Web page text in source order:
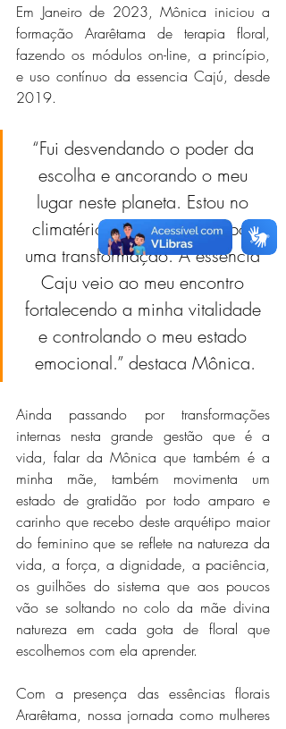
Em Janeiro de 2023, Mônica iniciou a
formação Ararêtama de terapia floral,
fazendo os módulos on-line, a princípio,
e uso contínuo da essencia Cajú, desde
2019.
“Fui desvendando o poder da
escolha e ancorando o meu
lugar neste planeta. Estou no
climatério, o corpo passa por
uma transformação. A essência
Caju veio ao meu encontro
fortalecendo a minha vitalidade
e controlando o meu estado
emocional.” destaca Mônica.
Ainda passando por transformações
internas nesta grande gestão que é a
vida, falar da Mônica que também é a
minha mãe, também movimenta um
estado de gratidão por todo amparo e
carinho que recebo deste arquétipo maior
do feminino que se reflete na natureza da
vida, a força, a dignidade, a paciência,
os guilhões do sistema que aos poucos
vão se soltando no colo da mãe divina
natureza em cada gota de floral que
escolhemos com ela aprender.
Com a presença das essências florais
Ararêtama, nossa jornada como mulheres